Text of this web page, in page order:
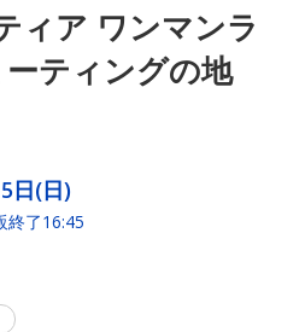
ィア ワンマンラ
ティングの地
日(日)
了16:45